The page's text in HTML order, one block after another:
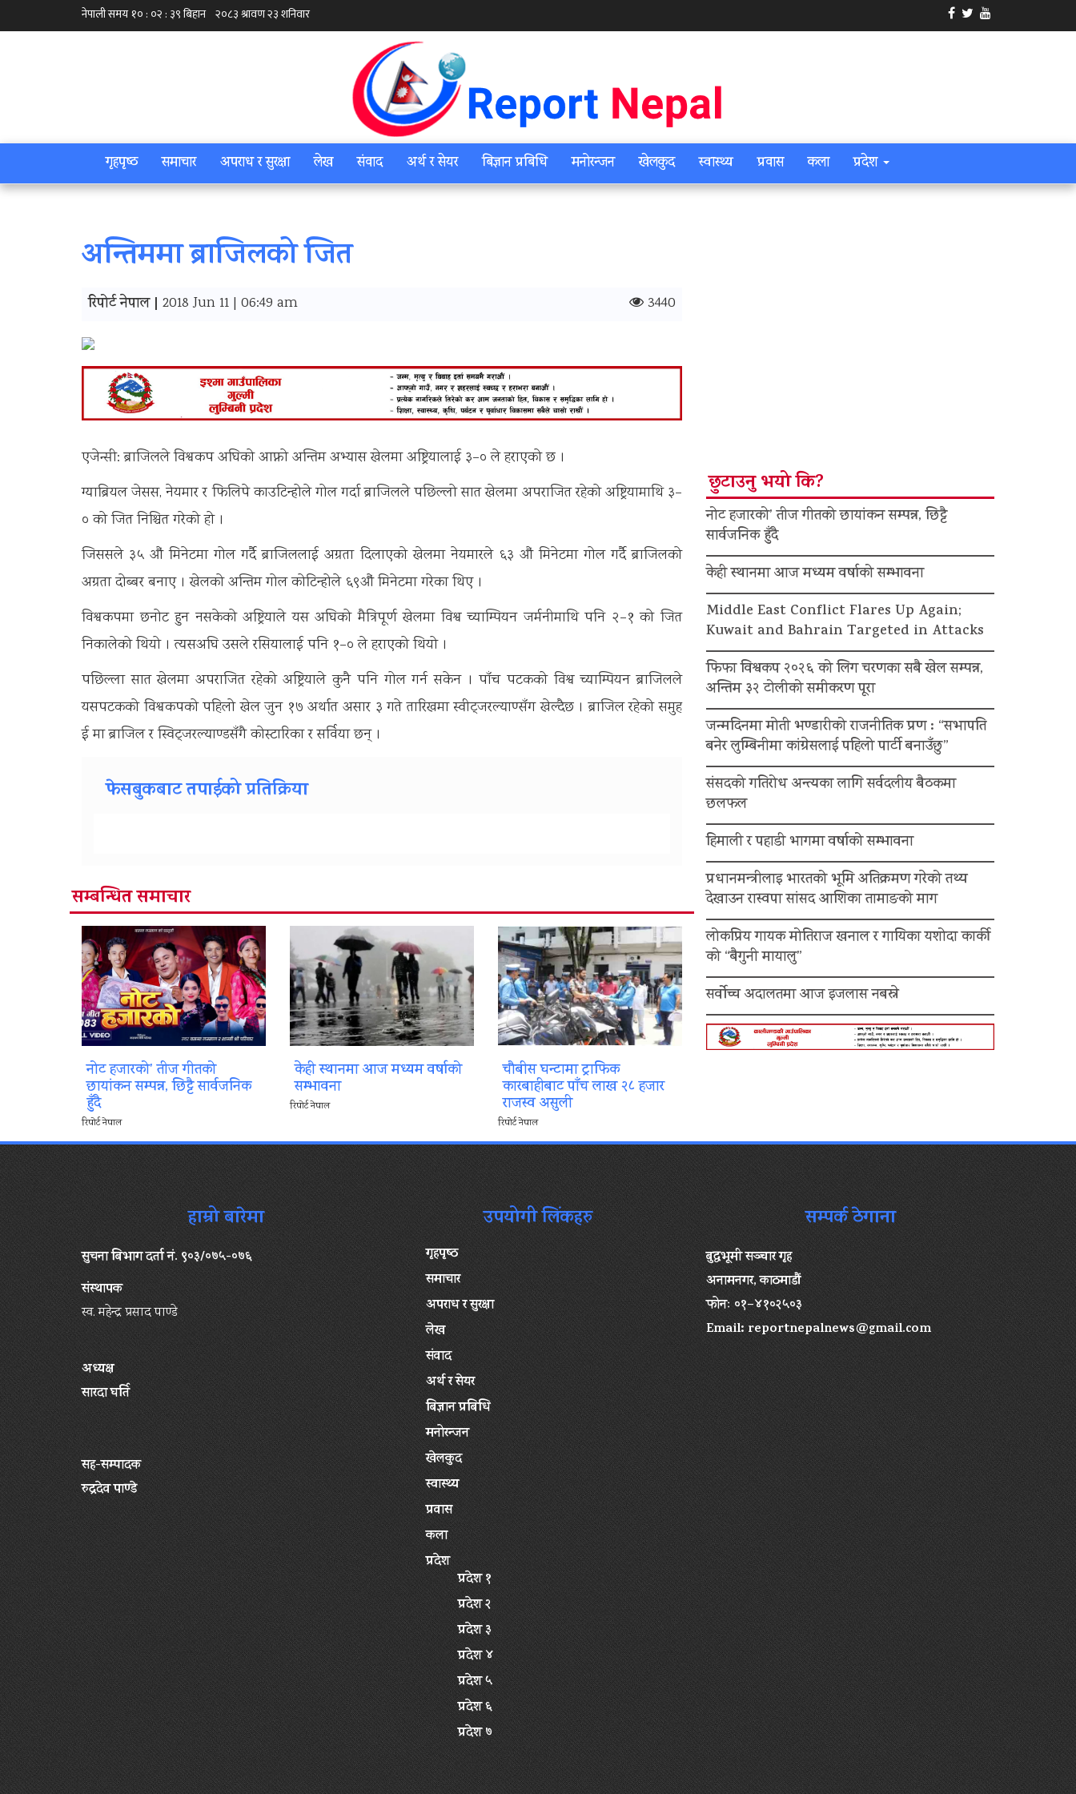
गृहपृष्‍ठ समाचार अपराध र सुरक्षा लेख संवाद अर्थ र सेयर बिज्ञान प्रबिधि मनोरन्जन खेलकुद स्वास्थ्य प्रवास कला प्रदेश
अन्तिममा ब्राजिलको जित
रिपोर्ट नेपाल | 2018 Jun 11 | 06:49 am 3440
एजेन्सी: ब्राजिलले विश्वकप अघिको आफ्नो अन्तिम अभ्यास खेलमा अष्ट्रियालाई ३–० ले हराएको छ ।
ग्याब्रियल जेसस, नेयमार र फिलिपे काउटिन्होले गोल गर्दा ब्राजिलले पछिल्लो सात खेलमा अपराजित रहेको अष्ट्रियामाथि ३–
० को जित निश्चित गरेको हो ।
जिससले ३५ औं मिनेटमा गोल गर्दै ब्राजिललाई अग्रता दिलाएको खेलमा नेयमारले ६३ औं मिनेटमा गोल गर्दै ब्राजिलको
अग्रता दोब्बर बनाए । खेलको अन्तिम गोल कोटिन्होले ६९औं मिनेटमा गरेका थिए ।
विश्वकपमा छनोट हुन नसकेको अष्ट्रियाले यस अघिको मैत्रिपूर्ण खेलमा विश्व च्याम्पियन जर्मनीमाथि पनि २–१ को जित
निकालेको थियो । त्यसअघि उसले रसियालाई पनि १–० ले हराएको थियो ।
पछिल्ला सात खेलमा अपराजित रहेको अष्ट्रियाले कुनै पनि गोल गर्न सकेन । पाँच पटकको विश्व च्याम्पियन ब्राजिलले
यसपटकको विश्वकपको पहिलो खेल जुन १७ अर्थात असार ३ गते तारिखमा स्वीट्जरल्याण्सँग खेल्दैछ । ब्राजिल रहेको समुह
ई मा ब्राजिल र स्विट्जरल्याण्डसँगै कोस्टारिका र सर्विया छन् ।
फेसबुकबाट तपाईको प्रतिक्रिया
सम्बन्धित समाचार
नोट हजारको’ तीज गीतको
छायांकन सम्पन्न, छिट्टै सार्वजनिक
हुँदै
रिपोर्ट नेपाल
केही स्थानमा आज मध्यम वर्षाको
सम्भावना
रिपोर्ट नेपाल
चौबीस घन्टामा ट्राफिक
कारबाहीबाट पाँच लाख २८ हजार
राजस्व असुली
रिपोर्ट नेपाल
छुटाउनु भयो कि?
नोट हजारको’ तीज गीतको छायांकन सम्पन्न, छिट्टै
सार्वजनिक हुँदै
केही स्थानमा आज मध्यम वर्षाको सम्भावना
Middle East Conflict Flares Up Again;
Kuwait and Bahrain Targeted in Attacks
फिफा विश्वकप २०२६ को लिग चरणका सबै खेल सम्पन्न,
अन्तिम ३२ टोलीको समीकरण पूरा
जन्मदिनमा मोती भण्डारीको राजनीतिक प्रण : “सभापति
बनेर लुम्बिनीमा कांग्रेसलाई पहिलो पार्टी बनाउँछु”
संसदको गतिरोध अन्त्यका लागि सर्वदलीय बैठकमा
छलफल
हिमाली र पहाडी भागमा वर्षाको सम्भावना
प्रधानमन्त्रीलाइ भारतको भूमि अतिक्रमण गरेको तथ्य
देखाउन रास्वपा सांसद आशिका तामाङको माग
लोकप्रिय गायक मोतिराज खनाल र गायिका यशोदा कार्की
को “बैगुनी मायालु”
सर्वोच्च अदालतमा आज इजलास नबस्ने
हाम्रो बारेमा
सुचना बिभाग दर्ता नं. ९०३/०७५-०७६
संस्थापक
स्व. महेन्द्र प्रसाद पाण्डे
अध्यक्ष
सारदा घर्ति
सह-सम्पादक
रुद्रदेव पाण्डे
उपयोगी लिंकहरु
गृहपृष्‍ठ
समाचार
अपराध र सुरक्षा
लेख
संवाद
अर्थ र सेयर
बिज्ञान प्रबिधि
मनोरन्जन
खेलकुद
स्वास्थ्य
प्रवास
कला
प्रदेश
प्रदेश १
प्रदेश २
प्रदेश ३
प्रदेश ४
प्रदेश ५
प्रदेश ६
प्रदेश ७
सम्पर्क ठेगाना
बुद्धभूमी सञ्चार गृह
अनामनगर, काठमाडौं
फोनः ०१–४१०२५०३
Email:reportnepalnews@gmail.com